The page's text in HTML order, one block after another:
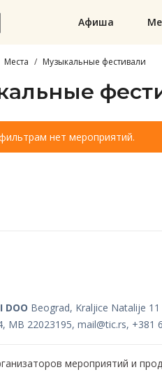
Афиша
Места Музыкальные фестивали
нет мероприятий.
DOO Beograd, Kraljice Natalije 11
MB 22023195, mail@tic.rs, +381
мероприятий и